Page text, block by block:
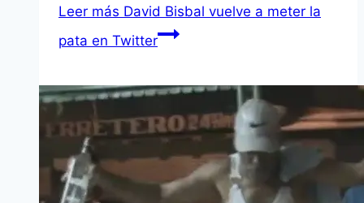
Leer más David Bisbal vuelve a meter la
pata en Twitter